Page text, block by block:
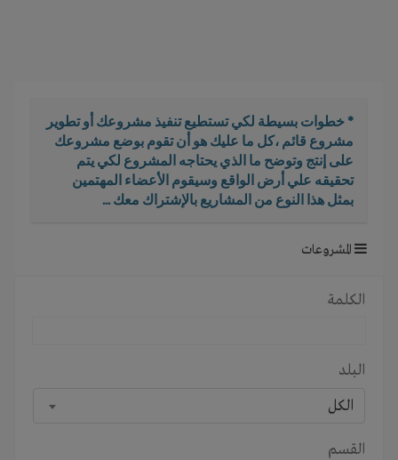
n
* خطوات بسيطة لكي تستطيع تنفيذ مشروعك أو تطوير
مشروع قائم ،كل ما عليك هو أن تقوم بوضع مشروعك
على إنتج وتوضح ما الذي يحتاجه المشروع لكي يتم
تحقيقه علي أرض الواقع وسيقوم الأعضاء المهتمين
بمثل هذا النوع من المشاريع بالإشتراك معك ...
المشروعات
الكلمة
البلد
الكل
القسم